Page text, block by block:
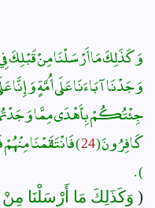
وَكَذَلِكَ مَا أَرْسَلْنَا مِنْ قَبْلِكَ
وَجَدْنَا آبَاءَنَا عَلَى أُمَّةٍ وَإِنَّا
جِئْتُكُمْ بِأَهْدَى مِمَّا وَجَدْتُمْ
كَافِرُونَ ( ) فَانْتَقَمْنَا
) .
( وَكَذَلِكَ مَا أَرْسَلْنَا